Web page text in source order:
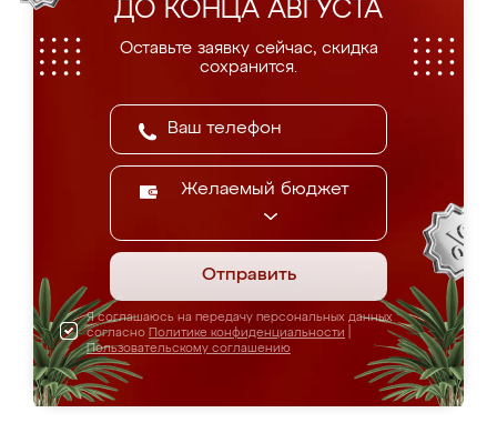
ДО КОНЦА АВГУСТА
Оставьте заявку сейчас, скидка
сохранится.
Желаемый бюджет
Отправить
Я соглашаюсь на передачу персональных данных
согласно Политике конфиденциальности
Пользовательскому соглашению